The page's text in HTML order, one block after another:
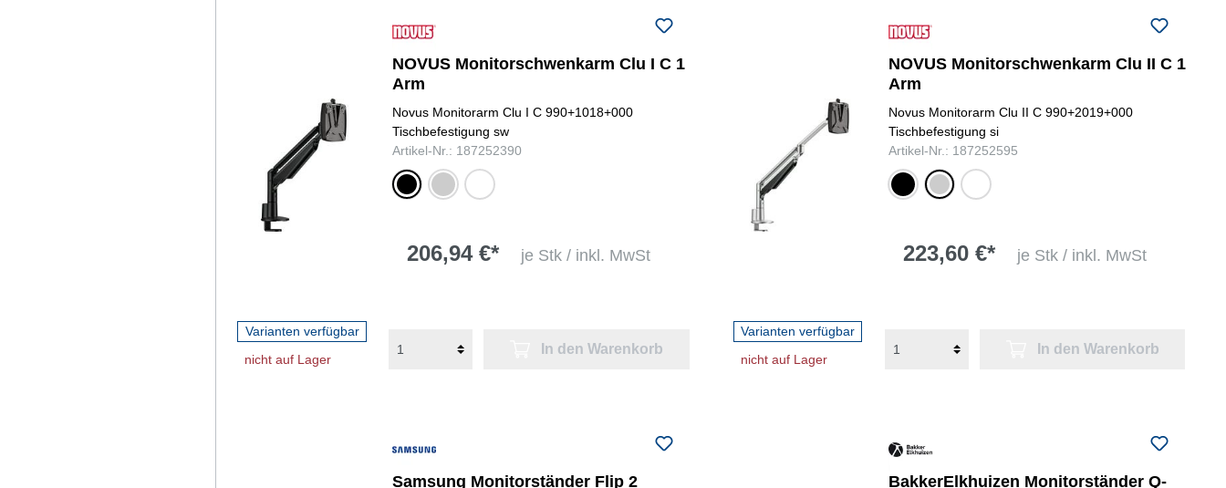
NOVUS Monitorschwenkarm Clu I C 1
Arm
Novus Monitorarm Clu I C 990+1018+000
Tischbefestigung sw
Artikel-Nr.: 187252390
schwarzsilber weiß
206,94 €* je Stk / inkl. MwSt
Varianten verfügbar
nicht auf Lager
In den Warenkorb
NOVUS Monitorschwenkarm Clu II C 1
Arm
Novus Monitorarm Clu II C 990+2019+000
Tischbefestigung si
Artikel-Nr.: 187252595
schwarzsilber weiß
223,60 €* je Stk / inkl. MwSt
Varianten verfügbar
nicht auf Lager
In den Warenkorb
Samsung Monitorständer Flip 2 BakkerElkhuizen Monitorständer Q-